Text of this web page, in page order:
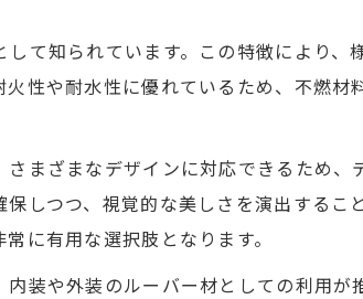
て知られています。この特徴により
性や耐水性に優れているため、不燃
まざまなデザインに対応できるため
しつつ、視覚的な美しさを演出する
に有用な選択肢となります。
装や外装のルーバー材としての利用